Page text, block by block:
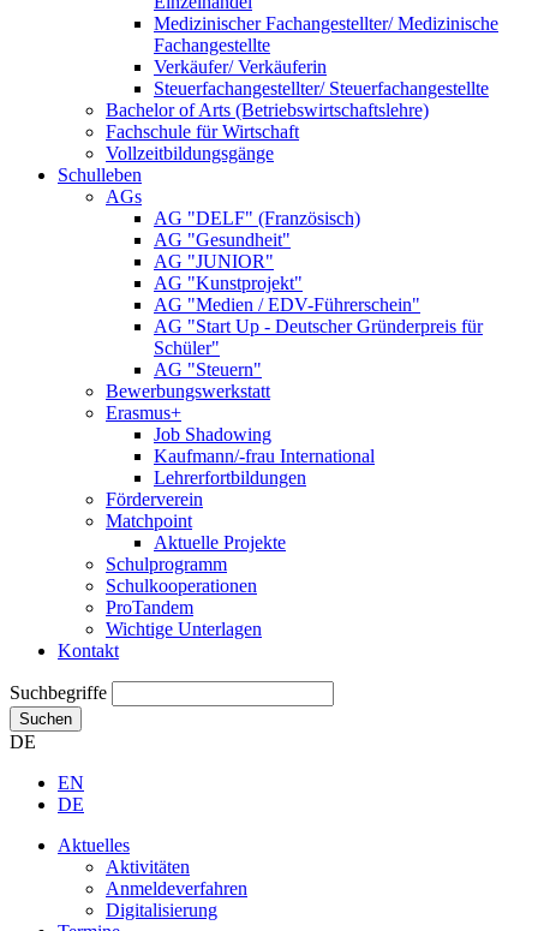
Medizinischer Fachangestellter/ Medizinische
Fachangestellte
Verkäufer/ Verkäuferin
Steuerfachangestellter/ Steuerfachangestellte
Bachelor of Arts (Betriebswirtschaftslehre)
Fachschule für Wirtschaft
Vollzeitbildungsgänge
Schulleben
AGs
AG "DELF" (Französisch)
AG "Gesundheit"
AG "JUNIOR"
AG "Kunstprojekt"
AG "Medien / EDV-Führerschein"
AG "Start Up - Deutscher Gründerpreis für
Schüler"
AG "Steuern"
Bewerbungswerkstatt
Erasmus+
Job Shadowing
Kaufmann/-frau International
Lehrerfortbildungen
Förderverein
Matchpoint
Aktuelle Projekte
Schulprogramm
Schulkooperationen
ProTandem
Wichtige Unterlagen
Kontakt
Suchbegriffe
Suchen
DE
EN
DE
Aktuelles
Aktivitäten
Anmeldeverfahren
Digitalisierung